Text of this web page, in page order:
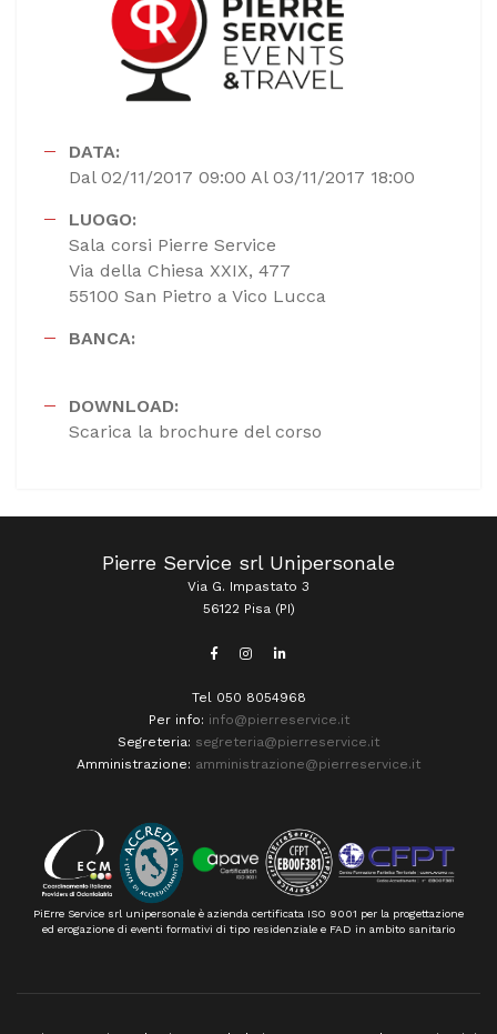
DATA:
Dal 02/11/2017 09:00 Al 03/11/2017 18:00
LUOGO:
Sala corsi Pierre Service
Via della Chiesa XXIX, 477
55100 San Pietro a Vico Lucca
BANCA:
DOWNLOAD:
Scarica la brochure del corso
Pierre Service srl Unipersonale
Via G. Impastato 3
56122 Pisa (PI)
Tel 050 8054968
Per info: info@pierreservice.it
Segreteria: segreteria@pierreservice.it
Amministrazione: amministrazione@pierreservice.it
PiErre Service srl unipersonale è azienda certificata ISO 9001 per la progettazione
ed erogazione di eventi formativi di tipo residenziale e FAD in ambito sanitario